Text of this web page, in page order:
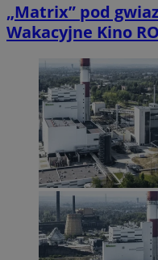
„Matrix” pod
Wakacyjne Kino